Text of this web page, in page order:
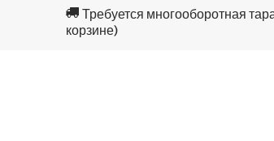
Требуется многооборотная
корзине)